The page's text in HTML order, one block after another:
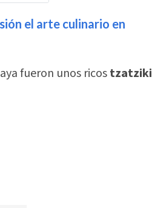
el arte culinario en
fueron unos ricostzatziki